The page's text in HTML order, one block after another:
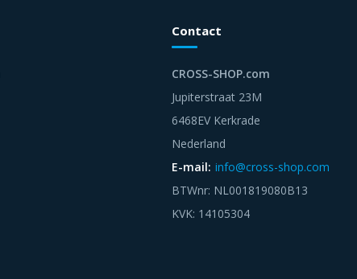
Contact
CROSS-SHOP.com
Jupiterstraat 23M
6468EV Kerkrade
Nederland
E-mail: info@cross-shop.com
BTWnr: NL001819080B13
KVK: 14105304